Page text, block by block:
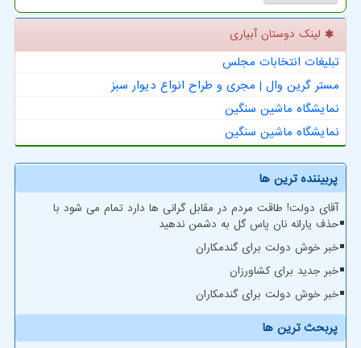
لینک دوستان آبیاری
تبلیغات انتخابات مجلس
مستر گرین وال | مجری و طراح انواع دیوار سبز
نمایشگاه ماشین سنگین
نمایشگاه ماشین سنگین
پربیننده ترین ها
آقای دولت! طاقت مردم در مقابل گرانی ها دارد تمام می شود با
حذف یارانه نان پاس گل به دشمن ندهید
خبر خوش دولت برای گندمکاران
خبر جدید برای کشاورزان
خبر خوش دولت برای گندمکاران
پربحث ترین ها